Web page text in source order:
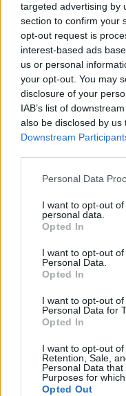
targeted advertising by
section to confirm your
opt-out request is
interest-based ads
us or personal
your opt-out. You may
disclosure of your
IAB’s list of
also be disclosed by
Downstream
Personal Data
I want to opt-out
personal data.
Opted In
I want to opt-out
Personal Data.
Opted In
I want to opt-out
Personal Data for
Opted In
I want to opt-out of
Retention, Sale,
Personal Data
Purposes for
Opted Out
Ακολουθήστε το
μάθετε πρώτοιόλες
TAGS: ΔΗΜΟΣ ΕΥΡΩΤΑ
ΧΑΛΑΖΙ
ΠΛΗΜΜΥΡΑ